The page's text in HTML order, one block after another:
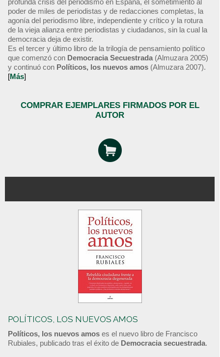
profunda crisis del periodismo en España, el sometimiento al
poder de miles de periodistas y de redacciones completas, la
agonía del periodismo libre, independiente y crítico y la rotura
de la vieja alianza entre periodistas y ciudadanos, sin la cual la
democracia deja de existir.
Es el tercer y último libro de la trilogía de pensamiento político
que comenzó con Democracia Secuestrada (Almuzara 2005)
y continuó con Políticos, los nuevos amos (Almuzara 2007).
[Más]
COMPRAR EJEMPLARES FIRMADOS POR EL
AUTOR
POLÍTICOS, LOS NUEVOS AMOS
Políticos, los nuevos amos es el nuevo libro de Francisco
Rubiales, publicado tras el éxito de Democracia secuestrada.